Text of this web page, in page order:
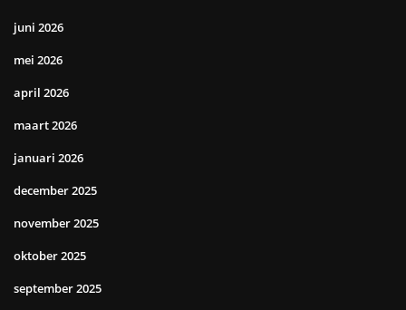
juni 2026
mei 2026
april 2026
maart 2026
januari 2026
december 2025
november 2025
oktober 2025
september 2025